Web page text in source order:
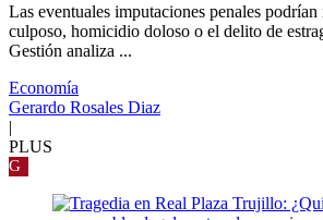
Las eventuales imputaciones penales
culposo, homicidio doloso o el delito de
Gestión analiza ...
Economía
Gerardo Rosales Diaz
|
PLUS
G